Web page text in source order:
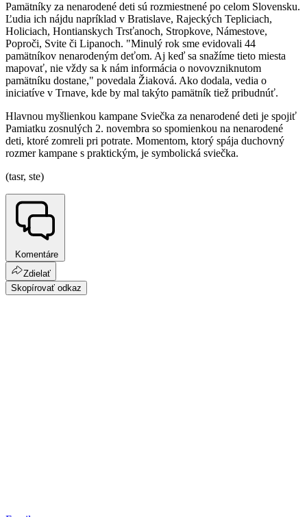
Pamätníky za nenarodené deti sú rozmiestnené po celom Slovensku.
Ľudia ich nájdu napríklad v Bratislave, Rajeckých Tepliciach,
Holiciach, Hontianskych Trsťanoch, Stropkove, Námestove,
Poproči, Svite či Lipanoch. "Minulý rok sme evidovali 44
pamätníkov nenarodeným deťom. Aj keď sa snažíme tieto miesta
mapovať, nie vždy sa k nám informácia o novovzniknutom
pamätníku dostane," povedala Žiaková. Ako dodala, vedia o
iniciatíve v Trnave, kde by mal takýto pamätník tiež pribudnúť.
Hlavnou myšlienkou kampane Sviečka za nenarodené deti je spojiť
Pamiatku zosnulých 2. novembra so spomienkou na nenarodené
deti, ktoré zomreli pri potrate. Momentom, ktorý spája duchovný
rozmer kampane s praktickým, je symbolická sviečka.
(tasr, ste)
Komentáre
Zdielať
Skopírovať odkaz